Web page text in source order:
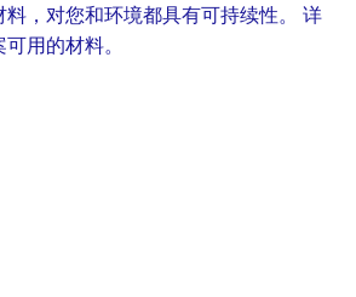
，对您和环境都具有可持续性。 详
用的材料。